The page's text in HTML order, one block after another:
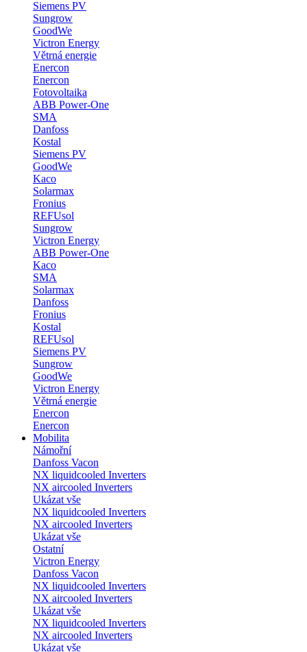
Siemens PV
Sungrow
GoodWe
Victron Energy
Větrná energie
Enercon
Enercon
Fotovoltaika
ABB Power-One
SMA
Danfoss
Kostal
Siemens PV
GoodWe
Kaco
Solarmax
Fronius
REFUsol
Sungrow
Victron Energy
ABB Power-One
Kaco
SMA
Solarmax
Danfoss
Fronius
Kostal
REFUsol
Siemens PV
Sungrow
GoodWe
Victron Energy
Větrná energie
Enercon
Enercon
Mobilita
Námořní
Danfoss Vacon
NX liquidcooled Inverters
NX aircooled Inverters
Ukázat vše
NX liquidcooled Inverters
NX aircooled Inverters
Ukázat vše
Ostatní
Victron Energy
Danfoss Vacon
NX liquidcooled Inverters
NX aircooled Inverters
Ukázat vše
NX liquidcooled Inverters
NX aircooled Inverters
Ukázat vše